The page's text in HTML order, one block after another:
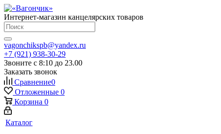
Интернет-магазин канцелярских товаров
vagonchikspb@yandex.ru
+7 (921) 938-30-29
Звоните с 8:10 до 23.00
Заказать звонок
Сравнение0
Отложенные 0
Корзина 0
Каталог